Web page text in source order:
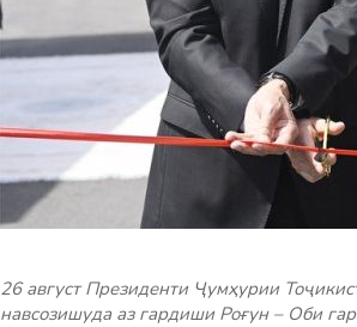
26 август Президенти Ҷумҳурии
навсозишуда аз гардиши Роғун – Оби